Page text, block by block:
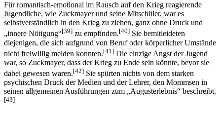
Für romantisch-emotional im Rausch auf den Krieg reagierende
Jugendliche, wie Zuckmayer und seine Mitschüler, war es
selbstverständlich in den Krieg zu ziehen, ganz ohne Druck und
„innere Nötigung“[39] zu empfinden.[40] Sie bemitleideten
diejenigen, die sich aufgrund von Beruf oder körperlicher Umstände
nicht freiwillig melden konnten.[41] Die einzige Angst der Jugend
war, so Zuckmayer, dass der Krieg zu Ende sein könnte, bevor sie
dabei gewesen waren.[42] Sie spürten nichts von dem starken
psychischen Druck der Medien und der Lehrer, den Mommsen in
seinen allgemeinen Ausführungen zum „Augusterlebnis“ beschreibt.
[43]